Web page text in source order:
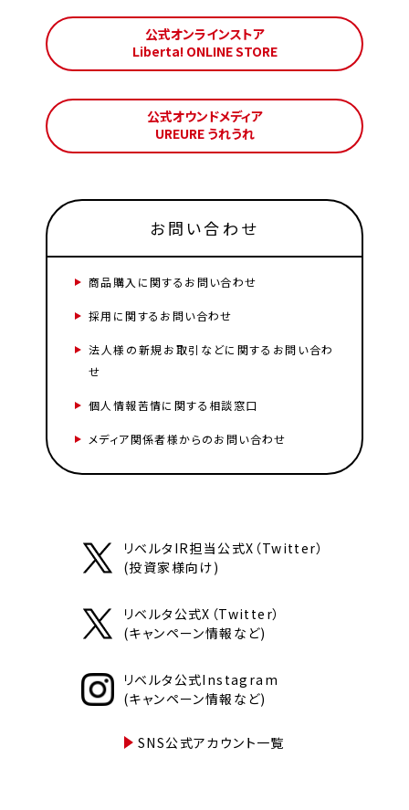
公式オンラインストア
Liberta! ONLINE STORE
公式オウンドメディア
UREURE うれうれ
お問い合わせ
商品購入に関するお問い合わせ
採用に関するお問い合わせ
法人様の新規お取引などに関するお問い合わ
せ
個人情報苦情に関する相談窓口
メディア関係者様からのお問い合わせ
リベルタIR担当公式X（Twitter）
(投資家様向け)
リベルタ公式X（Twitter）
(キャンペーン情報など)
リベルタ公式Instagram
(キャンペーン情報など)
SNS公式アカウント一覧